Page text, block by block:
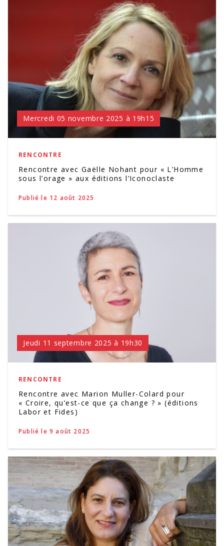
Mercredi 05 novembre 2025 à 19h15
RENCONTRE
Rencontre avec Gaëlle Nohant pour « L’Homme
sous l’orage » aux éditions l’Iconoclaste
Publié le 12 août 2025
Jeudi 11 septembre 2025 à 19h30
RENCONTRE
Rencontre avec Marion Muller-Colard pour
« Croire, qu’est-ce que ça change ? » (éditions
Labor et Fides)
Publié le 9 août 2025